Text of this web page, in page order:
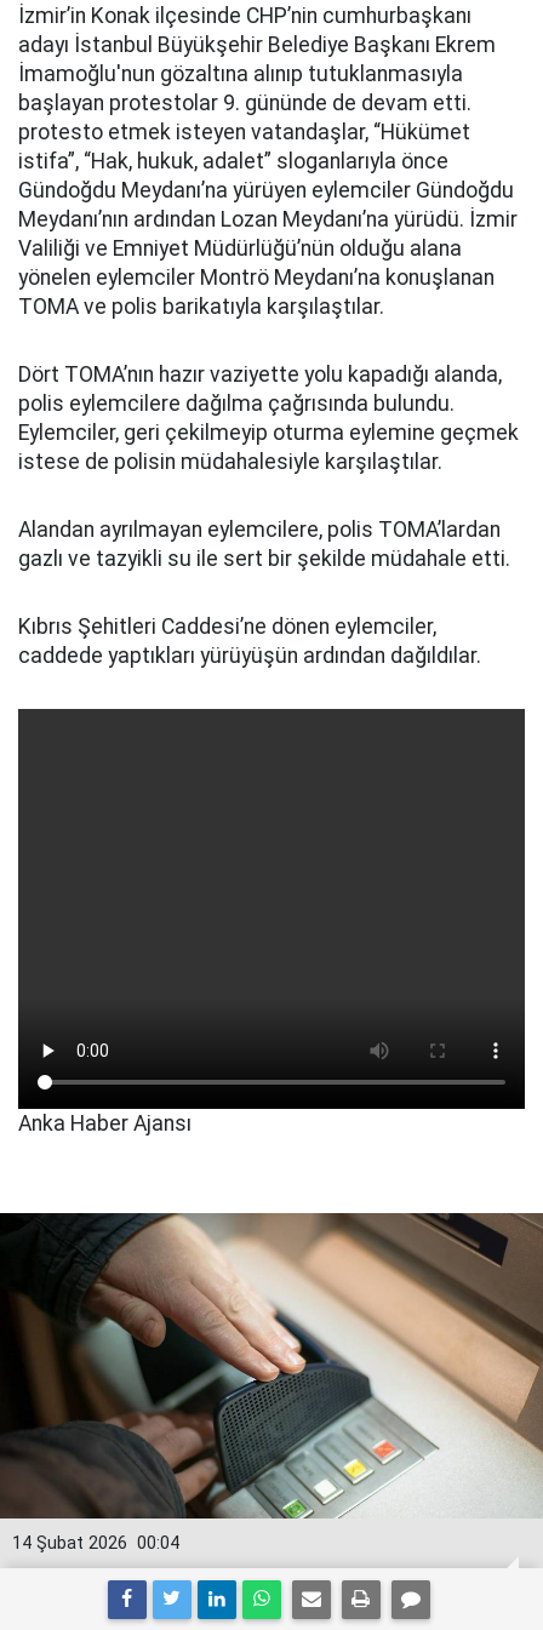
İzmir’in Konak ilçesinde CHP’nin cumhurbaşkanı
adayı İstanbul Büyükşehir Belediye Başkanı Ekrem
İmamoğlu'nun gözaltına alınıp tutuklanmasıyla
başlayan protestolar 9. gününde de devam etti.
protesto etmek isteyen vatandaşlar, “Hükümet
istifa”, “Hak, hukuk, adalet” sloganlarıyla önce
Gündoğdu Meydanı’na yürüyen eylemciler Gündoğdu
Meydanı’nın ardından Lozan Meydanı’na yürüdü. İzmir
Valiliği ve Emniyet Müdürlüğü’nün olduğu alana
yönelen eylemciler Montrö Meydanı’na konuşlanan
TOMA ve polis barikatıyla karşılaştılar.
Dört TOMA’nın hazır vaziyette yolu kapadığı alanda,
polis eylemcilere dağılma çağrısında bulundu.
Eylemciler, geri çekilmeyip oturma eylemine geçmek
istese de polisin müdahalesiyle karşılaştılar.
Alandan ayrılmayan eylemcilere, polis TOMA’lardan
gazlı ve tazyikli su ile sert bir şekilde müdahale etti.
Kıbrıs Şehitleri Caddesi’ne dönen eylemciler,
caddede yaptıkları yürüyüşün ardından dağıldılar.
Anka Haber Ajansı
00:04
14 Şubat 2026